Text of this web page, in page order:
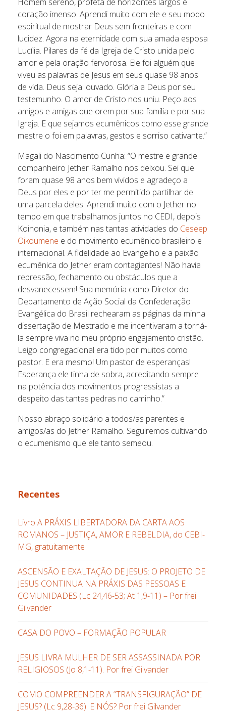
coração imenso. Aprendi muito com ele e seu modo
espiritual de mostrar Deus sem fronteiras e com
lucidez. Agora na eternidade com sua amada esposa
Lucília. Pilares da fé da Igreja de Cristo unida pelo
amor e pela oração fervorosa. Ele foi alguém que
viveu as palavras de Jesus em seus quase 98 anos
de vida. Deus seja louvado. Glória a Deus por seu
testemunho. O amor de Cristo nos uniu. Peço aos
amigos e amigas que orem por sua família e por sua
Igreja. E que sejamos ecumênicos como esse grande
mestre o foi em palavras, gestos e sorriso cativante.”
Magali do Nascimento Cunha: “O mestre e grande
companheiro Jether Ramalho nos deixou. Sei que
foram quase 98 anos bem vividos e agradeço a
Deus por eles e por ter me permitido partilhar de
uma parcela deles. Aprendi muito com o Jether no
tempo em que trabalhamos juntos no CEDI, depois
Koinonia, e também nas tantas atividades do Ceseep
Oikoumene e do movimento ecumênico brasileiro e
internacional. A fidelidade ao Evangelho e a paixão
ecumênica do Jether eram contagiantes! Não havia
repressão, fechamento ou obstáculos que a
desvanecessem! Sua memória como Diretor do
Departamento de Ação Social da Confederação
Evangélica do Brasil rechearam as páginas da minha
dissertação de Mestrado e me incentivaram a torná-
la sempre viva no meu próprio engajamento cristão.
Leigo congregacional era tido por muitos como
pastor. E era mesmo! Um pastor de esperanças!
Esperança ele tinha de sobra, acreditando sempre
na potência dos movimentos progressistas a
despeito das tantas pedras no caminho.”
Nosso abraço solidário a todos/as parentes e
amigos/as do Jether Ramalho. Seguiremos cultivando
o ecumenismo que ele tanto semeou.
Recentes
Livro A PRÁXIS LIBERTADORA DA CARTA AOS
ROMANOS – JUSTIÇA, AMOR E REBELDIA, do CEBI-
MG, gratuitamente
ASCENSÃO E EXALTAÇÃO DE JESUS: O PROJETO DE
JESUS CONTINUA NA PRÁXIS DAS PESSOAS E
COMUNIDADES (Lc 24,46-53; At 1,9-11) – Por frei
Gilvander
CASA DO POVO – FORMAÇÃO POPULAR
JESUS LIVRA MULHER DE SER ASSASSINADA POR
RELIGIOSOS (Jo 8,1-11). Por frei Gilvander
COMO COMPREENDER A “TRANSFIGURAÇÃO” DE
JESUS? (Lc 9,28-36). E NÓS? Por frei Gilvander